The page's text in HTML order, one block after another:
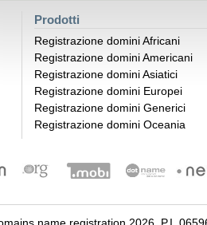
Prodotti
Registrazione domini Africani
Registrazione domini Americani
Registrazione domini Asiatici
Registrazione domini Europei
Registrazione domini Generici
Registrazione domini Oceania